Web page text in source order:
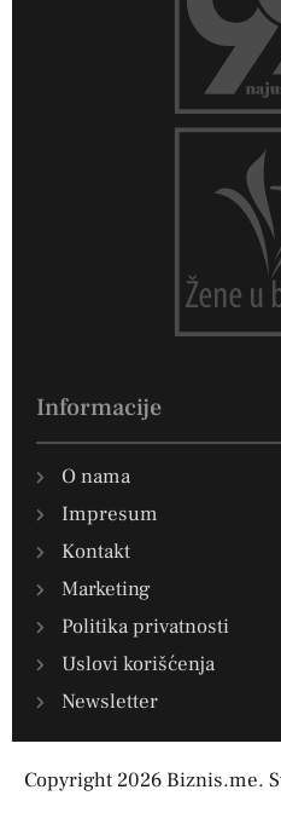
Informacije
O nama
Impresum
Kontakt
Marketing
Politika privatnosti
Uslovi korišćenja
Newsletter
Copyright 2026 Biznis.me.